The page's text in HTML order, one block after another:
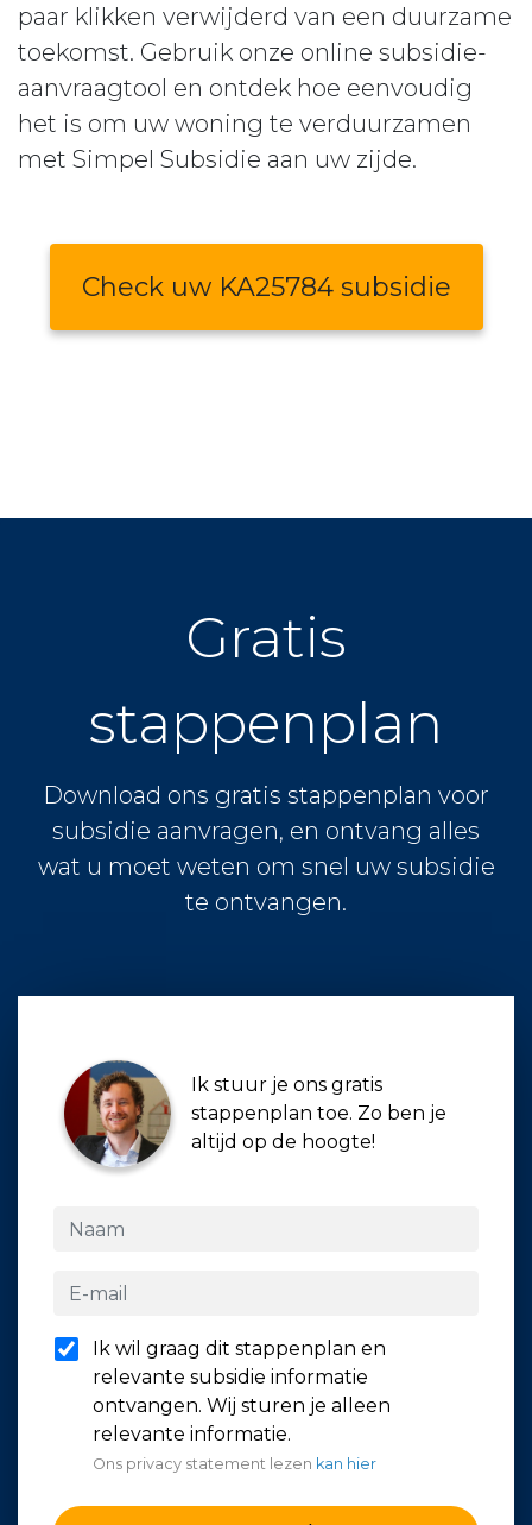
paar klikken verwijderd van een duurzame
toekomst. Gebruik onze online subsidie-
aanvraagtool en ontdek hoe eenvoudig
het is om uw woning te verduurzamen
met Simpel Subsidie aan uw zijde.
Check uw KA25784 subsidie
Gratis
stappenplan
Download ons gratis stappenplan voor
subsidie aanvragen, en ontvang alles
wat u moet weten om snel uw subsidie
te ontvangen.
Ik stuur je ons gratis
stappenplan toe. Zo ben je
altijd op de hoogte!
Ik wil graag dit stappenplan en
relevante subsidie informatie
ontvangen. Wij sturen je alleen
relevante informatie.
Ons privacy statement lezen kan hier